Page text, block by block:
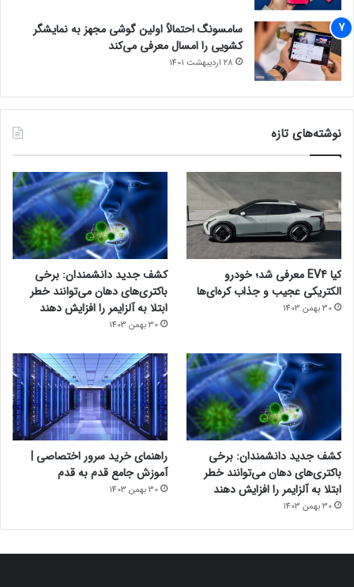
سامسونگ احتمالاً اولین گوشی مجهز به نمایشگر
کشویی را امسال معرفی می‌کند
28 اردیبهشت 1401
نوشته‌های تازه
کیا EV4 معرفی شد؛ خودرو
الکتریکی عجیب و جذاب کره‌ای‌ها
30 بهمن 1403
کشف جدید دانشمندان: برخی
باکتری‌های دهان می‌توانند خطر
ابتلا به آلزایمر را افزایش دهند
30 بهمن 1403
کشف جدید دانشمندان: برخی
باکتری‌های دهان می‌توانند خطر
ابتلا به آلزایمر را افزایش دهند
30 بهمن 1403
راهنمای خرید سرور اختصاصی |
آموزش جامع قدم به قدم
30 بهمن 1403